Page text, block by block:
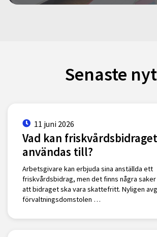
Senaste
11 juni 2026
Vad kan friskvårdsbidraget
användas till?
Arbetsgivare kan erbjuda sina anställda ett
friskvårdsbidrag, men det finns några
att bidraget ska vara skattefritt. Nyligen
förvaltningsdomstolen …